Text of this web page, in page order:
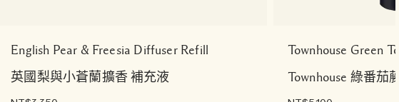
English Pear & Freesia Diffuser Refill
英國梨與小蒼蘭擴香 補充液
Townhouse Green
Townhouse 綠番茄